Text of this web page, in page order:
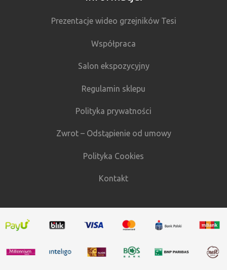
Prezentacje wideo grzejników Tesi
Współpraca
Salon ekspozycyjny
Regulamin sklepu
Polityka prywatności
Zwrot – Odstąpienie od umowy
Polityka Cookies
Kontakt